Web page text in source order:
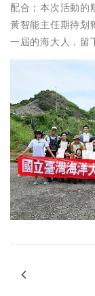
配合；本次活動的
黃智能主任期待划
一屆的海大人，留